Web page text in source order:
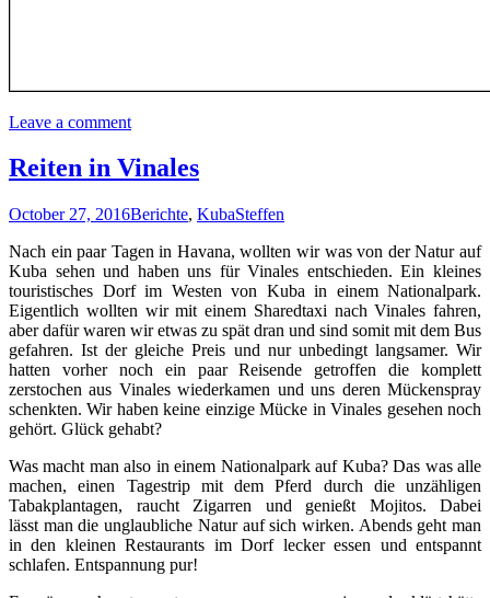
Leave a comment
Reiten in Vinales
October 27, 2016Berichte, KubaSteffen
Nach ein paar Tagen in Havana, wollten wir was von der Natur auf
Kuba sehen und haben uns für Vinales entschieden. Ein kleines
touristisches Dorf im Westen von Kuba in einem Nationalpark.
Eigentlich wollten wir mit einem Sharedtaxi nach Vinales fahren,
aber dafür waren wir etwas zu spät dran und sind somit mit dem Bus
gefahren. Ist der gleiche Preis und nur unbedingt langsamer. Wir
hatten vorher noch ein paar Reisende getroffen die komplett
zerstochen aus Vinales wiederkamen und uns deren Mückenspray
schenkten. Wir haben keine einzige Mücke in Vinales gesehen noch
gehört. Glück gehabt?
Was macht man also in einem Nationalpark auf Kuba? Das was alle
machen, einen Tagestrip mit dem Pferd durch die unzähligen
Tabakplantagen, raucht Zigarren und genießt Mojitos. Dabei
lässt man die unglaubliche Natur auf sich wirken. Abends geht man
in den kleinen Restaurants im Dorf lecker essen und entspannt
schlafen. Entspannung pur!